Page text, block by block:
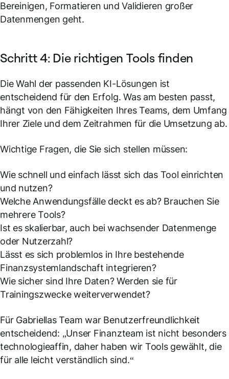
Bereinigen, Formatieren und Validieren großer
Datenmengen geht.
Schritt 4: Die richtigen Tools finden
Die Wahl der passenden KI-Lösungen ist
entscheidend für den Erfolg. Was am besten passt,
hängt von den Fähigkeiten Ihres Teams, dem Umfang
Ihrer Ziele und dem Zeitrahmen für die Umsetzung ab.
Wichtige Fragen, die Sie sich stellen müssen:
Wie schnell und einfach lässt sich das Tool einrichten
und nutzen?
Welche Anwendungsfälle deckt es ab? Brauchen Sie
mehrere Tools?
Ist es skalierbar, auch bei wachsender Datenmenge
oder Nutzerzahl?
Lässt es sich problemlos in Ihre bestehende
Finanzsystemlandschaft integrieren?
Wie sicher sind Ihre Daten? Werden sie für
Trainingszwecke weiterverwendet?
Für Gabriellas Team war Benutzerfreundlichkeit
entscheidend: „Unser Finanzteam ist nicht besonders
technologieaffin, daher haben wir Tools gewählt, die
für alle leicht verständlich sind.“